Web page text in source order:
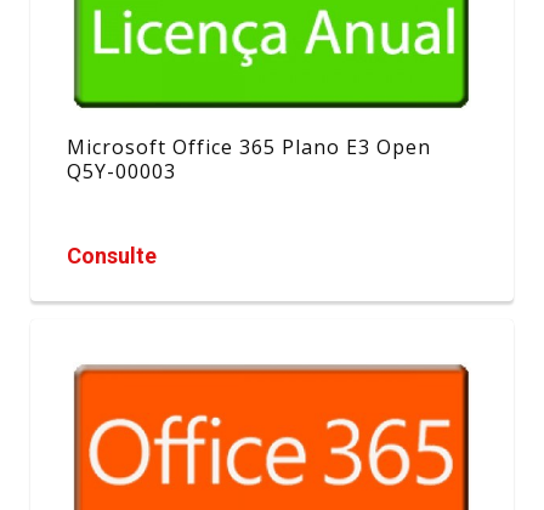
Microsoft Office 365 Plano E3 Open
Q5Y-00003
Consulte